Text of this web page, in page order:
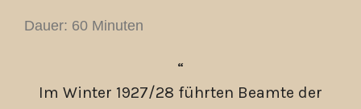
Dauer: 60 Minuten
Im Winter 1927/28 führten Beamte der